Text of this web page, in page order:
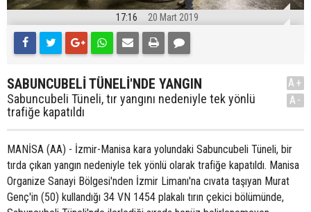
17:16 20 Mart 2019
SABUNCUBELİ TÜNELİ'NDE YANGIN
Sabuncubeli Tüneli, tır yangını nedeniyle tek yönlü
trafiğe kapatıldı
A+
A-
MANİSA (AA) - İzmir-Manisa kara yolundaki Sabuncubeli Tüneli, bir
tırda çıkan yangın nedeniyle tek yönlü olarak trafiğe kapatıldı. Manisa
Organize Sanayi Bölgesi'nden İzmir Limanı'na cıvata taşıyan Murat
Genç'in (50) kullandığı 34 VN 1454 plakalı tırın çekici bölümünde,